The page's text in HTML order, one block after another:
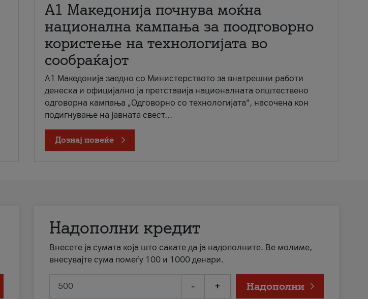
A1 Македонија почнува моќна
национална кампања за поодговорно
користење на технологијата во
сообраќајот
A1 Македонија заедно со Министерството за внатрешни работи
денеска и официјално ја претставија националната општествено
одговорна кампања „Одговорно со технологијата“, насочена кон
подигнување на јавната свест...
Дознај повеќе
Надополни кредит
Внесете ја сумата која што сакате да ја надополните. Ве молиме,
внесувајте сума помеѓу 100 и 1000 денари.
- + Надополни